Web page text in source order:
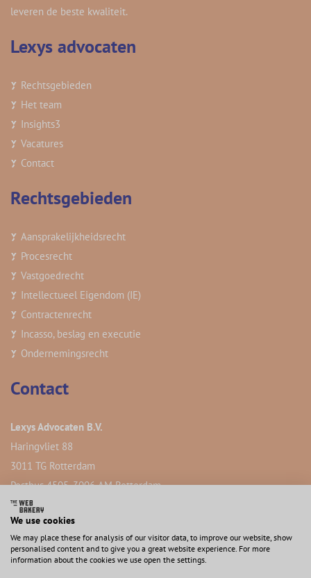
leveren de beste kwaliteit.
Lexys advocaten
Rechtsgebieden
Het team
Insights3
Vacatures
Contact
Rechtsgebieden
Aansprakelijkheidsrecht
Procesrecht
Vastgoedrecht
Intellectueel Eigendom (IE)
Contractenrecht
Incasso, beslag en executie
Ondernemingsrecht
Contact
Lexys Advocaten B.V.
Haringvliet 88
3011 TG Rotterdam
Postbus 4505, 3006 AM Rotterdam
We use cookies
We may place these for analysis of our visitor data, to improve our website, show
personalised content and to give you a great website experience. For more
information about the cookies we use open the settings.